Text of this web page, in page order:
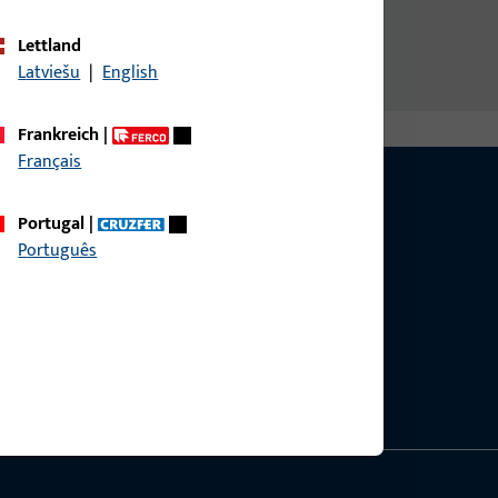
Lettland
Latviešu | English
Frankreich|
Français
Portugal|
Português